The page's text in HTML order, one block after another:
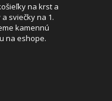
na krst a
sviečky na 1.
kamennú
na eshope.